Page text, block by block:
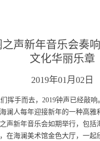
之声新年音乐会奏
文化华丽乐章
2019年01月02日
挥手而去，2019钟声已经敲
澜人每年迎接新年的一种高雅
声新年音乐会如期举行，包括
在海澜美术馆金色大厅，一起